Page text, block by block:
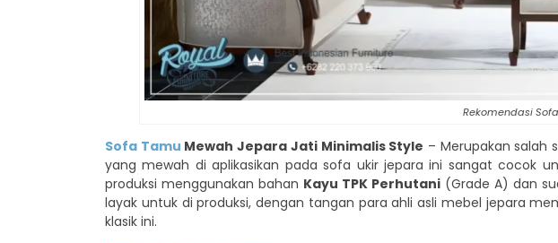
Rekomendasi
Sofa Tamu Mewah Jepara Jati Minimalis Style – Merupakan salah
yang mewah di aplikasikan pada sofa ukir jepara ini sangat cocok
produksi menggunakan bahan Kayu TPK Perhutani (Grade A) dan
layak untuk di produksi, dengan tangan para ahli asli mebel jepara
klasik ini.